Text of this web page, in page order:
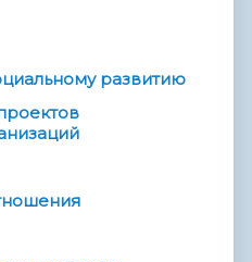
развитию